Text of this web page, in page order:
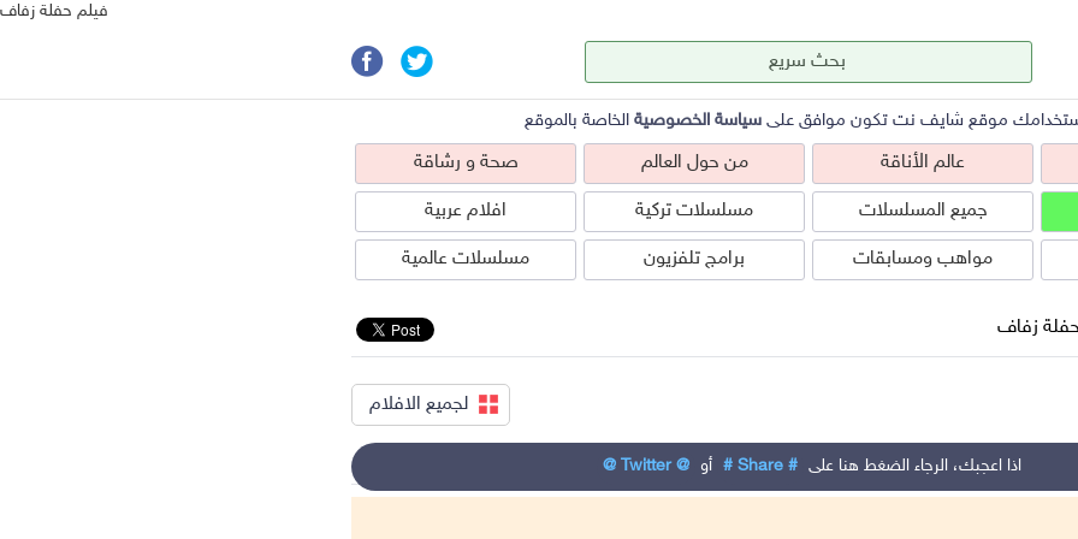
فيلم حفلة زفاف
صحة و رشاقة
موقع شايف نت تكون موافق على سياسة الخصوصية الخاصة بالموقع
عالم الأناقة من حول العالم صحة و رشاقة
جميع المسلسلات مسلسلات تركية افلام عربية
مواهب ومسابقات برامج تلفزيون مسلسلات عالمية
حفلة زفاف
لجميع الافلام
اذا اعجبك، الرجاء الضغط هنا على # Share # أو @ Twitter @